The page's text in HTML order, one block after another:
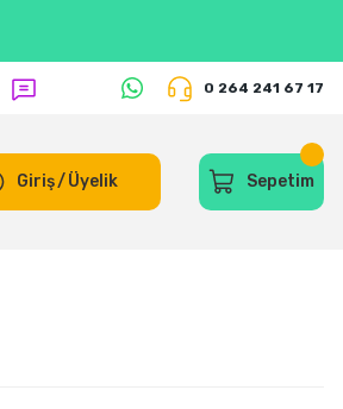
0 264 241 67 17
Giriş/Üyelik Sepetim